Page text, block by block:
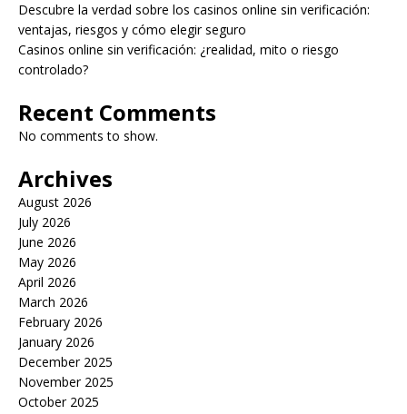
Descubre la verdad sobre los casinos online sin verificación:
ventajas, riesgos y cómo elegir seguro
Casinos online sin verificación: ¿realidad, mito o riesgo
controlado?
Recent Comments
No comments to show.
Archives
August 2026
July 2026
June 2026
May 2026
April 2026
March 2026
February 2026
January 2026
December 2025
November 2025
October 2025